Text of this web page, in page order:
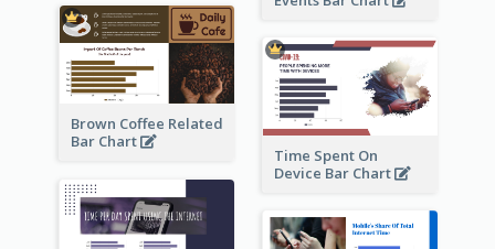
Brown Coffee Related
Bar Chart
Time Spent On
Device Bar Chart